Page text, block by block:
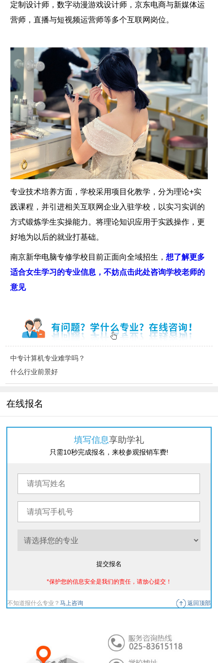
定制设计师，数字动漫游戏设计师，京东电商与新媒体运
营师，直播与短视频运营师等多个互联网岗位。
专业技术培养方面，学校采用项目化教学，分为理论+实
践课程，并引进相关互联网企业入驻学校，以实习实训的
方式锻炼学生实操能力。将理论知识应用于实践操作，更
好地为以后的就业打基础。
南京新华电脑专修学校目前正面向全域招生，想了解更多
适合女生学习的专业信息，不妨点击此处咨询学校老师的
意见
中专计算机专业难学吗？
什么行业前景好
在线报名
填写信息享助学礼
只需10秒完成报名，来校参观报销车费!
提交报名
*保护您的信息安全是我们的责任，请放心提交！
不知道报什么专业？ 马上咨询 返回顶部